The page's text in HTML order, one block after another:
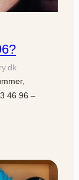
46 96 –